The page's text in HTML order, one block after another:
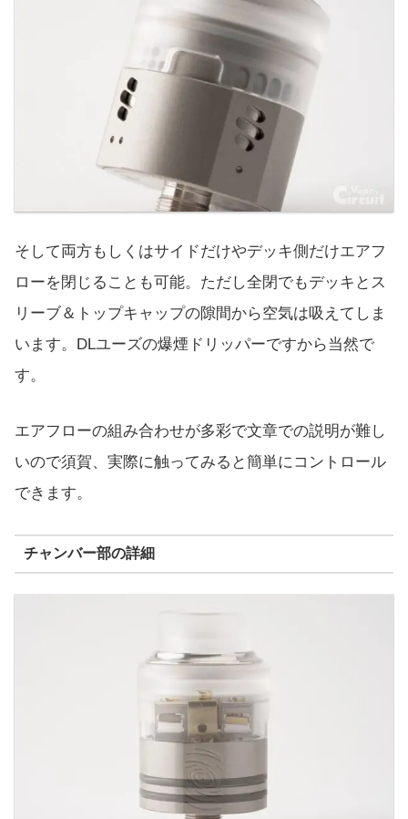
そして両方もしくはサイドだけやデッキ側だけエアフ
ローを閉じることも可能。ただし全閉でもデッキとス
リーブ＆トップキャップの隙間から空気は吸えてしま
います。DLユーズの爆煙ドリッパーですから当然で
す。
エアフローの組み合わせが多彩で文章での説明が難し
いので須賀、実際に触ってみると簡単にコントロール
できます。
チャンバー部の詳細